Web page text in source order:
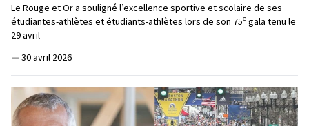
Le Rouge et Or a souligné l’excellence sportive et scolaire de ses
étudiantes-athlètes et étudiants-athlètes lors de son 75e gala tenu le
29 avril
— 30 avril 2026